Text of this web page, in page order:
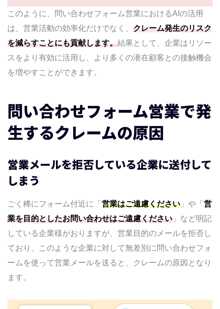
ダイナミクス」とは
営業禁止は自動除外
フォーム付近に営業禁止文言がある場合、
送信除外
起
問い合わせフォーム自動送信AIツール導入企業様
問い合わせフォーム営業のクレーム対策｜2026
下記の様な記事も読んでいます。
このように、問い合わせフォーム営業におけるAIの活用
は、営業活動の効率化だけでなく、 クレーム発生のリスク
を減らすことにも貢献します。結果として、企業はリソー
スをより有効に活用し、より多くの潜在顧客との接触機会
を増やすことができます。
問い合わせフォーム営業で発
生するクレームの原因
営業メールを拒否している企業に送付して
しまう
ごく稀にフォーム付近に「 営業はご遠慮ください 」や「 営
業を目的としたお問い合わせはご遠慮ください 」など明記
している企業様がおりますが、営業目的のメールを拒否し
ており、このような企業に対して無差別に問い合わせフォ
ームを使って営業メールを送ると、クレームの原因となり
ます。